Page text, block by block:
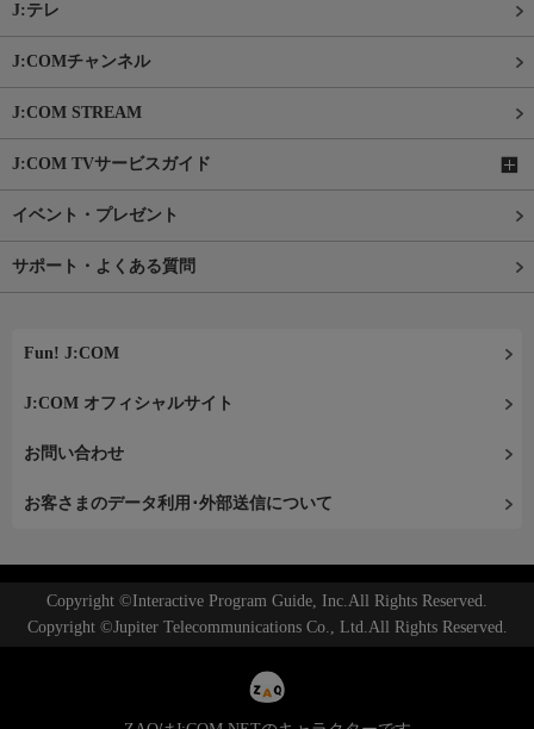
J:テレ
J:COMチャンネル
J:COM STREAM
J:COM TVサービスガイド
イベント・プレゼント
サポート・よくある質問
Fun! J:COM
J:COM オフィシャルサイト
お問い合わせ
お客さまのデータ利用･外部送信について
Copyright ©Interactive Program Guide, Inc.All Rights Reserved.
Copyright ©Jupiter Telecommunications Co., Ltd.All Rights Reserved.